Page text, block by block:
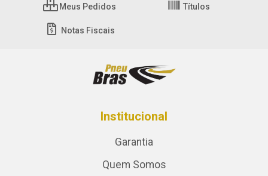
Meus Pedidos Títulos
Notas Fiscais
Institucional
Garantia
Quem Somos